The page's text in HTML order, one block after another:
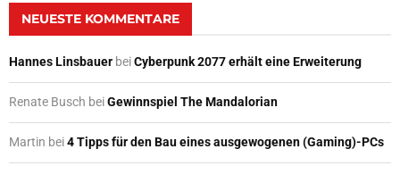
NEUESTE KOMMENTARE
Hannes Linsbauer beiCyberpunk 2077 erhält eine Erweiterung
Renate Busch beiGewinnspiel The Mandalorian
Martin bei4 Tipps für den Bau eines ausgewogenen (Gaming)-PCs